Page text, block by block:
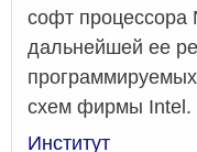
софт
дальнейшей ее
схем фирмы Intel.
Институт